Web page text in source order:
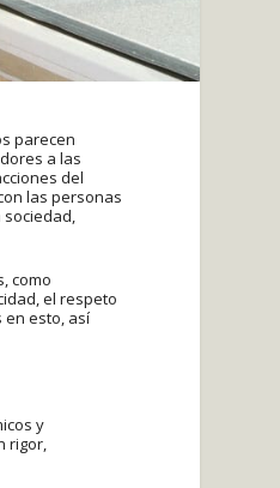
parecen
a las
del
las personas
como
el respeto
esto, así
y
rigor,